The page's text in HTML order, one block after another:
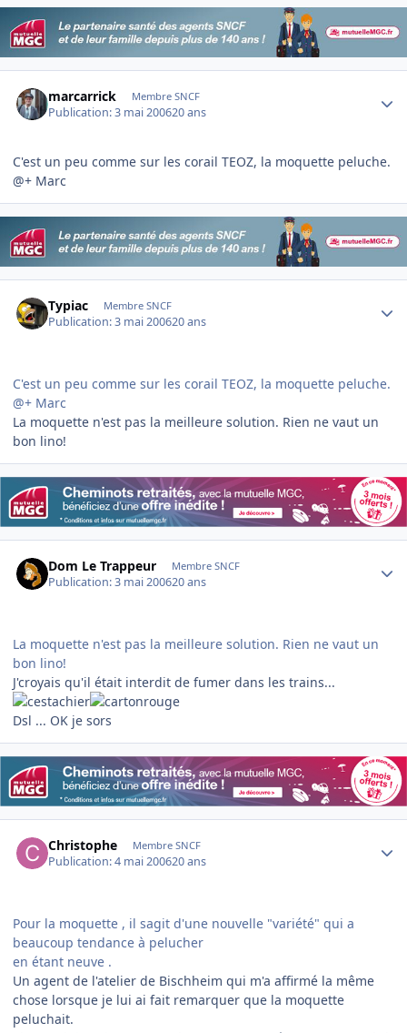
marcarrick Membre SNCF
Publication:3 mai 200620 ans
C'est un peu comme sur les corail TEOZ, la moquette peluche.
@+ Marc
Typiac Membre SNCF
Publication:3 mai 200620 ans
C'est un peu comme sur les corail TEOZ, la moquette peluche.
@+ Marc
La moquette n'est pas la meilleure solution. Rien ne vaut un
bon lino!
Dom Le Trappeur Membre SNCF
Publication:3 mai 200620 ans
La moquette n'est pas la meilleure solution. Rien ne vaut un
bon lino!
J'croyais qu'il était interdit de fumer dans les trains...
Dsl ... OK je sors
Christophe Membre SNCF
Publication:4 mai 200620 ans
Pour la moquette , il sagit d'une nouvelle "variété" qui a
beaucoup tendance à pelucher
en étant neuve .
Un agent de l'atelier de Bischheim qui m'a affirmé la même
chose lorsque je lui ai fait remarquer que la moquette
peluchait.